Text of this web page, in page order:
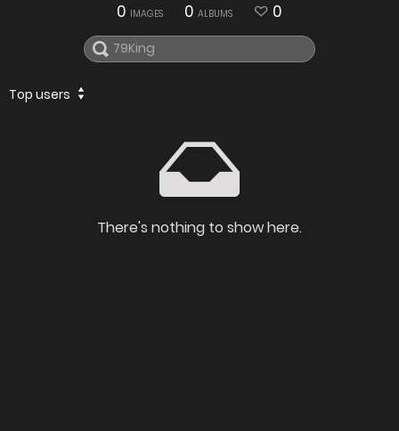
0 IMAGES 0 ALBUMS 0
Top users
There's nothing to show here.